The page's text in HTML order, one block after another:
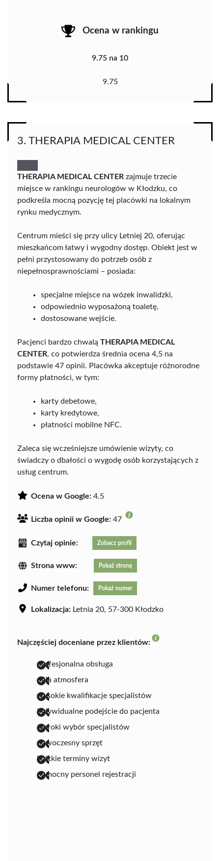
Ocena w rankingu
9.75 na 10
9.75
3. THERAPIA MEDICAL CENTER
THERAPIA MEDICAL CENTER zajmuje trzecie
miejsce w rankingu neurologów w Kłodzku, co
podkreśla mocną pozycję tej placówki na lokalnym
rynku medycznym.
Centrum mieści się przy ulicy Letniej 20, oferując
mieszkańcom łatwy i wygodny dostęp. Obiekt jest w
pełni przystosowany do potrzeb osób z
niepełnosprawnościami – posiada:
specjalne miejsce na wózek inwalidzki,
odpowiednio wyposażoną toaletę,
dostosowane wejście.
Pacjenci bardzo chwalą THERAPIA MEDICAL
CENTER, co potwierdza średnia ocena 4,5 na
podstawie 47 opinii. Placówka akceptuje różnorodne
formy płatności, w tym:
karty debetowe,
karty kredytowe,
płatności mobilne NFC.
Zaleca się wcześniejsze umówienie wizyty, co
świadczy o dbałości o wygodę osób korzystających z
usług centrum.
Ocena w Google: 4.5
Liczba opinii w Google: 47
Czytaj opinie: Zobacz profil
Strona www: Pokaż stronę
Numer telefonu: Pokaż numer
Lokalizacja: Letnia 20, 57-300 Kłodzko
Najczęściej doceniane przez klientów:
profesjonalna obsługa
miła atmosfera
wysokie kwalifikacje specjalistów
indywidualne podejście do pacjenta
szeroki wybór specjalistów
nowoczesny sprzęt
krótkie terminy wizyt
pomocny personel rejestracji